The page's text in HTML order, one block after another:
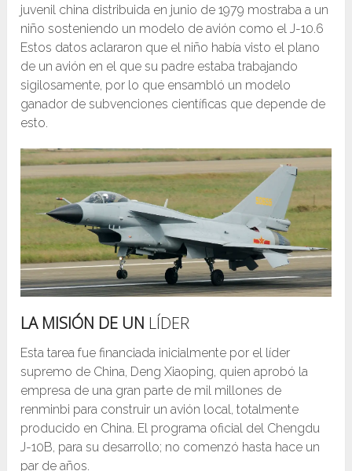
juvenil china distribuida en junio de 1979 mostraba a un
niño sosteniendo un modelo de avión como el J-10.6
Estos datos aclararon que el niño había visto el plano
de un avión en el que su padre estaba trabajando
sigilosamente, por lo que ensambló un modelo
ganador de subvenciones científicas que depende de
esto.
LA MISIÓN DE UN LÍDER
Esta tarea fue financiada inicialmente por el líder
supremo de China, Deng Xiaoping, quien aprobó la
empresa de una gran parte de mil millones de
renminbi para construir un avión local, totalmente
producido en China. El programa oficial del Chengdu
J-10B, para su desarrollo; no comenzó hasta hace un
par de años.